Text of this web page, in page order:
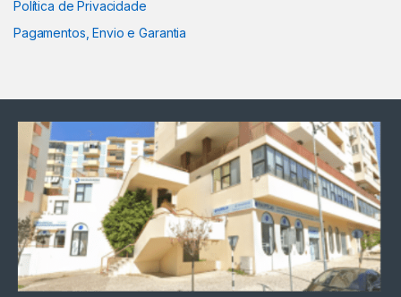
Política de Privacidade
Pagamentos, Envio e Garantia